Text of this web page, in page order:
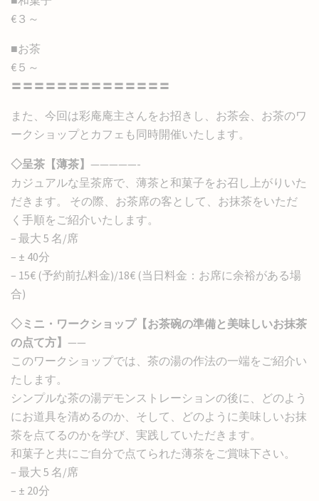
€３～
■お茶
€５～
〓〓〓〓〓〓〓〓〓〓〓〓〓〓
また、今回は彩庵庵主さんをお招きし、お茶会、お茶のワ
ークショップとカフェも同時開催いたします。
◇呈茶【薄茶】 —————-
カジュアルな呈茶席で、薄茶と和菓子をお召し上がりいた
だきます。 その際、お茶席の客として、お抹茶をいただ
く手順をご紹介いたします。
– 最大 5 名/席
– ± 40分
– 15€ (予約前払料金)/18€ (当日料金：お席に余裕がある場
合)
◇ミニ・ワークショップ【お茶碗の準備と美味しいお抹茶
の点て方】 ——
このワークショップでは、茶の湯の作法の一端をご紹介い
たします。
シンプルな茶の湯デモンストレーションの後に、どのよう
にお道具を清めるのか、そして、どのように美味しいお抹
茶を点てるのかを学び、実践していただきます。
和菓子と共にご自分で点てられた薄茶をご賞味下さい。
– 最大 5 名/席
– ± 20分